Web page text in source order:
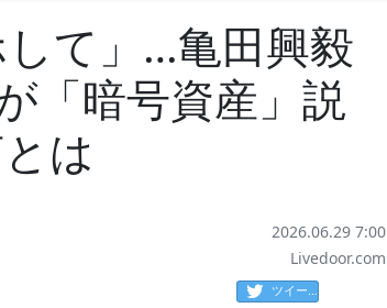
して」…亀田興毅
「暗号資産」説
は
2026.06.29 7:00
Livedoor.com
ツイート